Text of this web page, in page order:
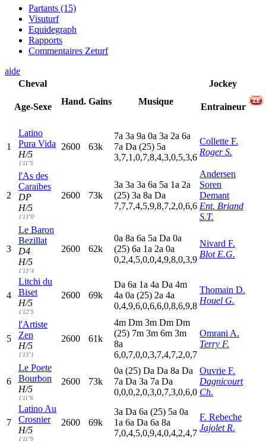
Partants (15)
Visuturf
Equidegraph
Rapports
Commentaires Zeturf
aide
Cheval
Age-Sexe
Hand. Gains Musique
Jockey
Entraineur
1
Latino
Pura Vida
H/5
1'11"5
2600 63k
7a 3a 9a 0a 3a 2a 6a
7a Da (25) 5a
3,7,1,0,7,8,4,3,0,5,3,6
Collette F.
Roger S.
2
l'As des
Caraibes
DP
H/5
1'13"0
2600 73k
3a 3a 3a 6a 5a 1a 2a
(25) 3a 8a Da
7,7,7,4,5,9,8,7,2,0,6,6
Andersen
Soren
Demant
Ent. Briand
S.T.
3
Le Baron
Bezillat
D4
H/5
1'13"4
2600 62k
0a 8a 6a 5a Da 0a
(25) 6a 1a 2a 0a
0,2,4,5,0,0,4,9,8,0,3,9
Nivard F.
Blot E.G.
4
Litchi du
Biset
H/5
1'12"5
2600 69k
Da 6a 1a 4a Da 4m
4a 0a (25) 2a 4a
0,4,9,6,0,6,6,0,8,6,9,8
Thomain D.
Houel G.
5
l'Artiste
Zen
H/5
1'13"1
2600 61k
4m Dm 3m Dm Dm
(25) 7m 3m 6m 3m
8a
6,0,7,0,0,3,7,4,7,2,0,7
Omrani A.
Terry F.
6
Le Poete
Bourbon
H/5
1'11"6
2600 73k
0a (25) Da Da 8a Da
7a Da 3a 7a Da
0,0,0,2,0,3,0,7,3,0,6,0
Ouvrie F.
Dagnicourt
Ch.
7
Latino Au
Crosnier
H/5
1'11"9
2600 69k
3a Da 6a (25) 5a 0a
1a 6a Da 6a 8a
7,0,4,5,0,9,4,0,4,2,4,7
F. Rebeche
Jajolet R.